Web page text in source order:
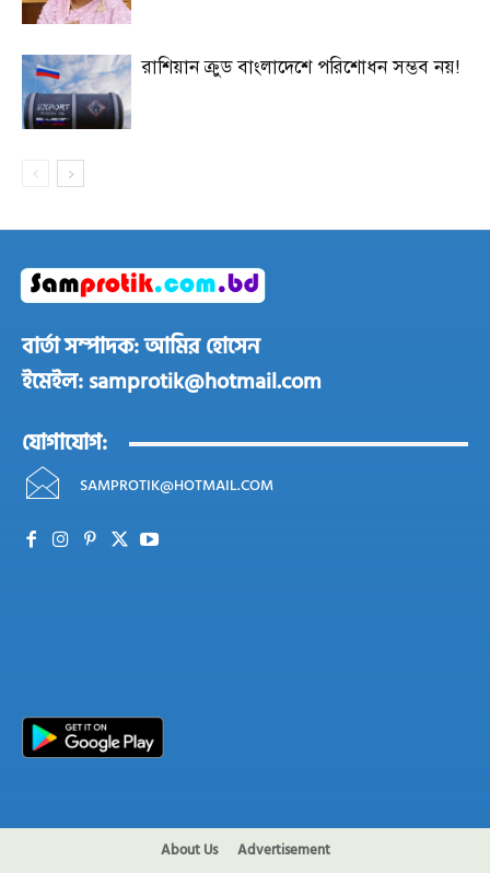
রাশিয়ান ক্রুড বাংলাদেশে পরিশোধন সম্ভব নয়!
বার্তা সম্পাদক: আমির হোসেন
ইমেইল: samprotik@hotmail.com
যোগাযোগ:
SAMPROTIK@HOTMAIL.COM
About Us Advertisement